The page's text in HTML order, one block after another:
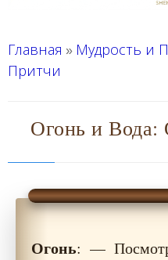
Главная » Мудрость и
Притчи
Огонь и
Огонь: —